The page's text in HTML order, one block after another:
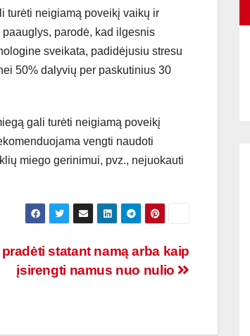
turėti neigiamą poveikį vaikų ir
parodė, kad ilgesnis
sveikata, padidėjusiu stresu
50% dalyvių per paskutinius 30
gali turėti neigiamą poveikį
vengti naudoti
miego gerinimui, pvz., nejuokauti
statant namą arba kaip
įsirengti namus nuo nulio